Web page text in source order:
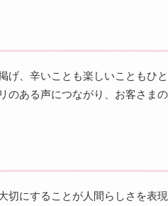
げ、辛いことも楽しいこともひ
のある声につながり、お客さま
切にすることが人間らしさを表